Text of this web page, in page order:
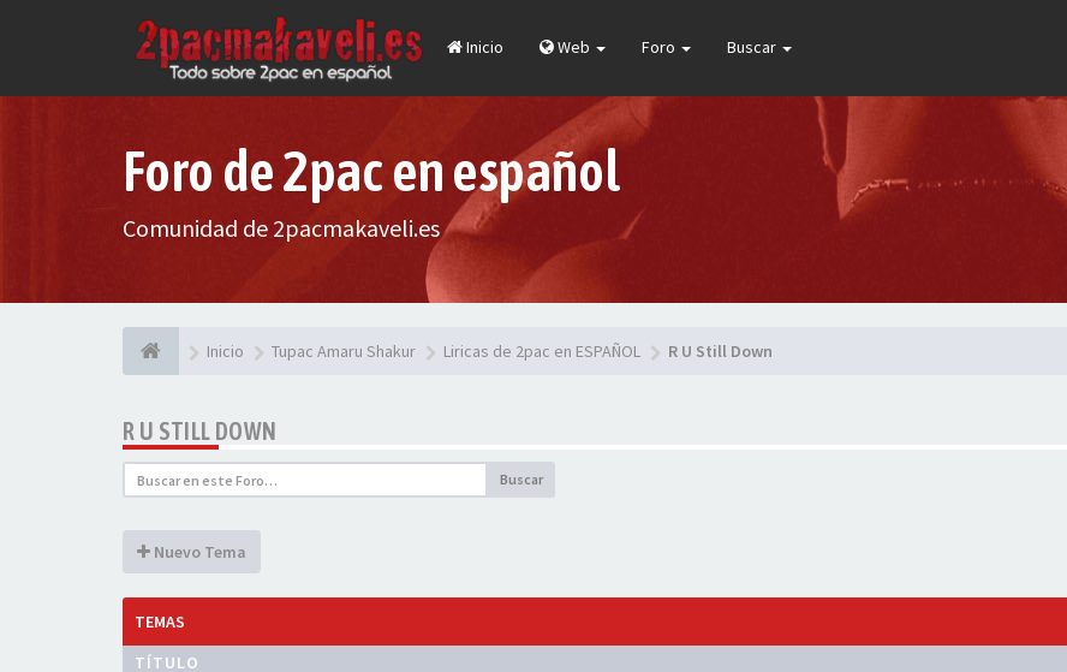
Inicio Web Foro Buscar
Foro de 2pac en español
Comunidad de 2pacmakaveli.es
Inicio Tupac Amaru Shakur Liricas de 2pac en ESPAÑOL R U Still Down
R U STILL DOWN
Buscar
Nuevo Tema
TEMAS
TÍTULO